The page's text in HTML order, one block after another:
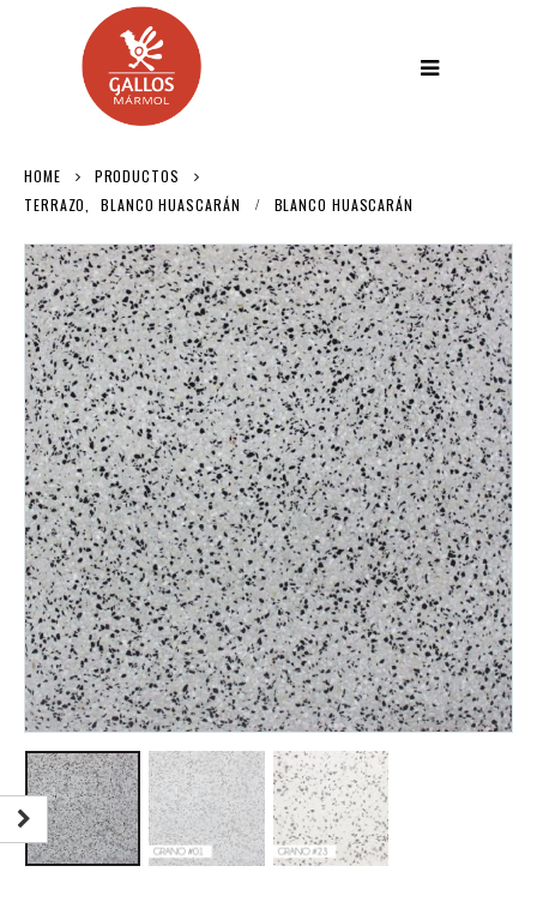
HOME
PRODUCTOS
TERRAZO
BLANCO HUASCARÁN BLANCO HUASCARÁN